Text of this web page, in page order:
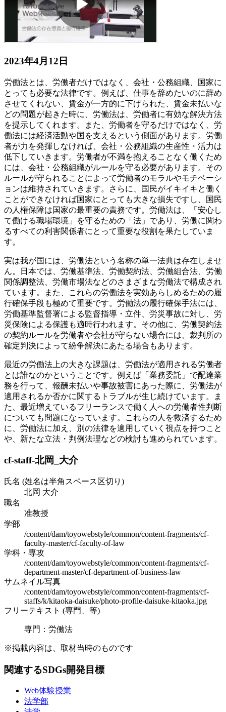
2023年4月12日
労働法とは、労働者だけではなく、会社・公務組織、国家に
とっても必要な法律です。例えば、仕事を辞めたいのに辞め
させてくれない、賃金が一方的に下げられた、賃金未払いな
どの問題が起きた時に、労働法は、労働者に有効な解決方法
を提示してくれます。また、労働者を守るだけではなく、労
働法には経済活動や国を支えるという側面があります。労働
者が力を発揮しなければ、会社・公務組織の生産性・活力は
低下していきます。労働者が不満を抱えることなく働くため
には、会社・公務組織がルールを守る必要があります。その
ルールが守られることによって労働者のモラルやモチベーシ
ョンは維持されていきます。さらに、国民がイキイキと働く
ことができなければ国家にとっても大きな損失ですし、国民
の人権保障は国家の最重要の責務です。労働法は、「安心し
て働ける職場環境」を守るための「法」であり、労働に関わ
るすべての利害関係者にとって重要な役割を果たしていま
す。
実は我が国には、労働法という名称の単一法典は存在しませ
ん。日本では、労働基準法、労働契約法、労働組合法、労働
関係調整法、労働市場法などのさまざまな労働法で構成され
ています。また、これらの労働法を実効あらしめるための履
行確保手段も極めて重要です。労働法の履行確保手法には、
労働基準監督署による監督指導・立件、労災事故に対し、労
災保険による保護も適時行われます。その他に、労働契約法
の契約ルールを労働者や会社が守らない場合には、裁判所の
確定判決によって紛争解決にあたる場合もあります。
最近の労働法上の大きな課題は、労働法が適用される労働者
とは誰なのかということです。例えば「業務委託」で配達業
務を行って、報酬未払いや事故被害にあった際に、労働法が
適用されるか否かに関するトラブルが生じ続けています。ま
た、最近増えているフリーランスで働く人への労働者性判断
についても問題になっています。これらの人を救済するため
に、労働法に加え、別の法律を適用していく視点を持つこと
や、新たな立法・判例法理などの検討も進められています。
cf-staff-北岡_大介
氏名 (姓名は半角スペース区切り)
北岡 大介
職名
准教授
学部
/content/dam/toyowebstyle/common/content-fragments/cf-
faculty-master/cf-faculty-of-law
学科・専攻
/content/dam/toyowebstyle/common/content-fragments/cf-
department-master/cf-department-of-business-law
サムネイル写真
/content/dam/toyowebstyle/common/content-fragments/cf-
staffs/k/kitaoka-daisuke/photo-profile-daisuke-kitaoka.jpg
フリーテキスト (専門、等)
専門：労働法
※掲載内容は、取材当時のものです
関連するSDGs開発目標
Web体験授業
法学部